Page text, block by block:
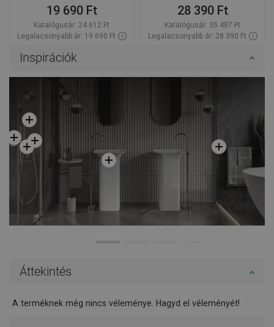
19 690 Ft
Katalógusár: 24 612 Ft
Legalacsonyabb ár: 19 690 Ft
28 390 Ft
Katalógusár: 35 487 Ft
Legalacsonyabb ár: 28 390 Ft
Inspirációk
Áttekintés
A terméknek még nincs véleménye. Hagyd el véleményét!